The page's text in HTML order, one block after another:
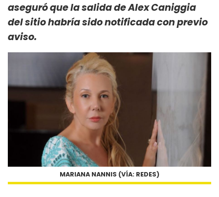
aseguró que la salida de Alex Caniggia
del sitio habría sido notificada con previo
aviso.
MARIANA NANNIS (VÍA: REDES)